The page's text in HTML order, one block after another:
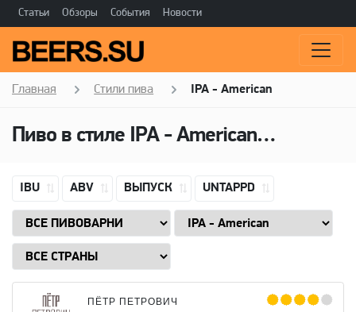
Статьи Обзоры События Новости
Главная Стили пива IPA - American
Пиво в стиле IPA - American
IBU ABV ВЫПУСК UNTAPPD
ПЁТР ПЕТРОВИЧ